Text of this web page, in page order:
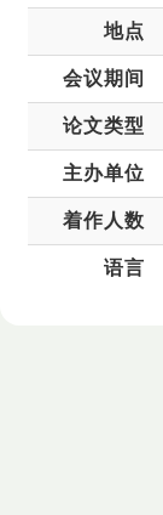
地点
会议期间
论文类型
主办单位
着作人数
语言